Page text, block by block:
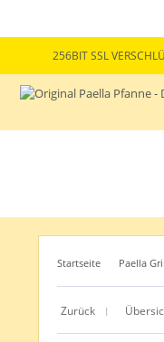
256BIT SSL
Startseite Paella
Zurück |